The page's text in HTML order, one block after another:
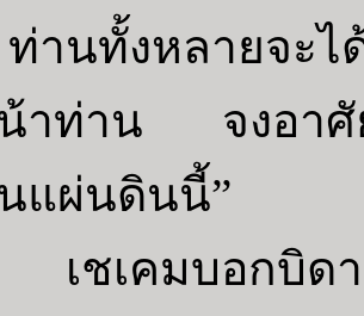
ท่านทั้งหลายจะ
าท่าน จงอาศั
แผ่นดินนี้”
เชเคมบอกบิด